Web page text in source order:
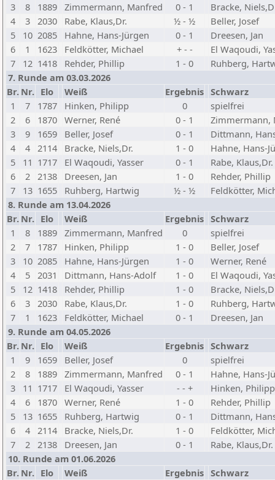
3
8 1889 Zimmermann, Manfred 0 - 1
Bracke,
4
3 2030 Rabe, Klaus,Dr. ½ - ½
Beller, Josef
5
10 2085 Hahne, Hans-Jürgen 0 - 1
Dreesen, Jan
6
1 1623 Feldkötter, Michael + - -
El Waqoudi,
7
12 1418 Rehder, Phillip 1 - 0
Ruhberg,
7. Runde am 03.03.2026
Br. Nr. Elo Weiß Ergebnis Schwarz
1
7 1787 Hinken, Philipp 0
spielfrei
2
6 1870 Werner, René 0 - 1
Zimmermann,
3
9 1659 Beller, Josef 0 - 1
Dittmann,
4
4 2114 Bracke, Niels,Dr. 1 - 0
Hahne, Hans-
5
11 1717 El Waqoudi, Yasser 0 - 1
Rabe, Klaus,Dr.
6
2 2138 Dreesen, Jan 1 - 0
Rehder, Phillip
7
13 1655 Ruhberg, Hartwig ½ - ½
Feldkötter,
8. Runde am 13.04.2026
Br. Nr. Elo Weiß Ergebnis Schwarz
1
8 1889 Zimmermann, Manfred 0
spielfrei
2
7 1787 Hinken, Philipp 1 - 0
Beller, Josef
3
10 2085 Hahne, Hans-Jürgen 1 - 0
Werner, René
4
5 2031 Dittmann, Hans-Adolf 1 - 0
El Waqoudi,
5
12 1418 Rehder, Phillip 1 - 0
Bracke,
6
3 2030 Rabe, Klaus,Dr. 1 - 0
Ruhberg,
7
1 1623 Feldkötter, Michael 0 - 1
Dreesen, Jan
9. Runde am 04.05.2026
Br. Nr. Elo Weiß Ergebnis Schwarz
1
9 1659 Beller, Josef 0
spielfrei
2
8 1889 Zimmermann, Manfred 0 - 1
Hahne, Hans-
3
11 1717 El Waqoudi, Yasser - - +
Hinken, Philipp
4
6 1870 Werner, René 1 - 0
Rehder, Phillip
5
13 1655 Ruhberg, Hartwig 0 - 1
Dittmann,
6
4 2114 Bracke, Niels,Dr. 1 - 0
Feldkötter,
7
2 2138 Dreesen, Jan 0 - 1
Rabe, Klaus,Dr.
10. Runde am 01.06.2026
Br. Nr. Elo Weiß Ergebnis Schwarz